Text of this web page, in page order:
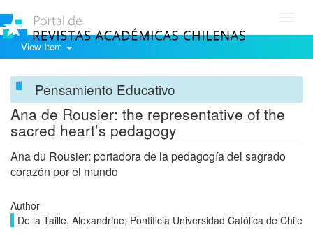
View Item
Pensamiento Educativo
Ana de Rousier: the representative of the
sacred heart’s pedagogy
Ana du Rousier: portadora de la pedagogía del sagrado
corazón por el mundo
Author
De la Taille, Alexandrine; Pontificia Universidad Católica de Chile